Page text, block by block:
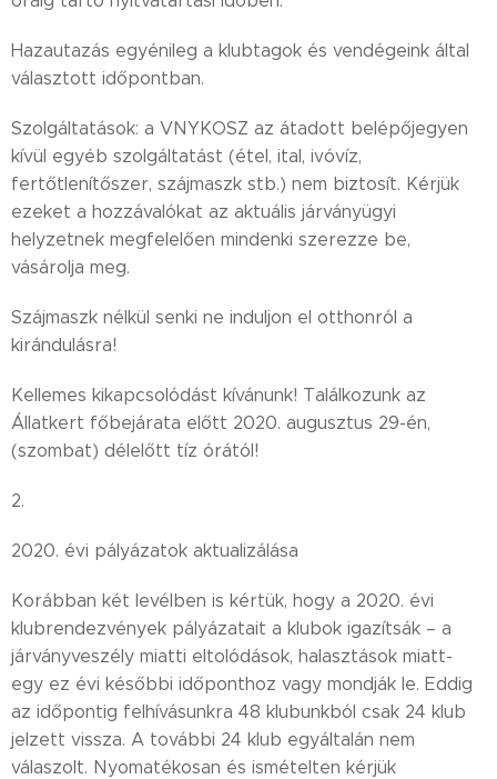
Hazautazás egyénileg a klubtagok és vendégeink által
választott időpontban.
Szolgáltatások: a VNYKOSZ az átadott belépőjegyen
kívül egyéb szolgáltatást (étel, ital, ivóvíz,
fertőtlenítőszer, szájmaszk stb.) nem biztosít. Kérjük
ezeket a hozzávalókat az aktuális járványügyi
helyzetnek megfelelően mindenki szerezze be,
vásárolja meg.
Szájmaszk nélkül senki ne induljon el otthonról a
kirándulásra!
Kellemes kikapcsolódást kívánunk! Találkozunk az
Állatkert főbejárata előtt 2020. augusztus 29-én,
(szombat) délelőtt tíz órától!
2.
2020. évi pályázatok aktualizálása
Korábban két levélben is kértük, hogy a 2020. évi
klubrendezvények pályázatait a klubok igazítsák – a
járványveszély miatti eltolódások, halasztások miatt-
egy ez évi későbbi időponthoz vagy mondják le. Eddig
az időpontig felhívásunkra 48 klubunkból csak 24 klub
jelzett vissza. A további 24 klub egyáltalán nem
válaszolt. Nyomatékosan és ismételten kérjük